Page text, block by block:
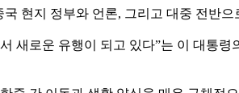
현지 정부와 언론, 그리고 대중 전반
새로운 유행이 되고 있다”는 이 대통